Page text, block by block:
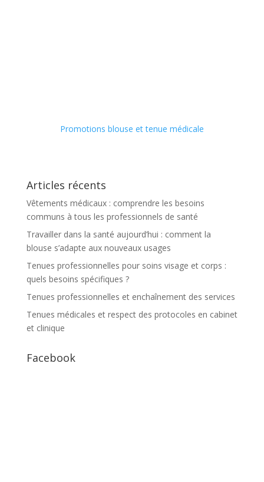
Promotions blouse et tenue médicale
Articles récents
Vêtements médicaux : comprendre les besoins
communs à tous les professionnels de santé
Travailler dans la santé aujourd’hui : comment la
blouse s’adapte aux nouveaux usages
Tenues professionnelles pour soins visage et corps :
quels besoins spécifiques ?
Tenues professionnelles et enchaînement des services
Tenues médicales et respect des protocoles en cabinet
et clinique
Facebook